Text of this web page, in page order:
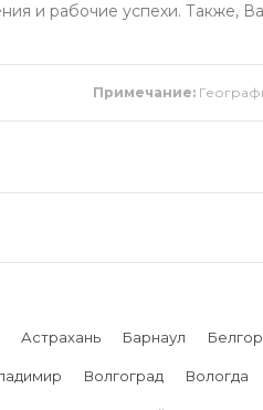
и рабочие успехи. Также,
Примечание:
Астрахань Барнаул
Волгоград Вологда